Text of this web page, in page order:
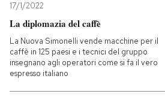
Cultura
Economia
Sport
17/1/2022
La diplomazia del caffè
La Nuova Simonelli vende macchine per il
caffè in 125 paesi e i tecnici del gruppo
insegnano agli operatori come si fa il vero
espresso italiano